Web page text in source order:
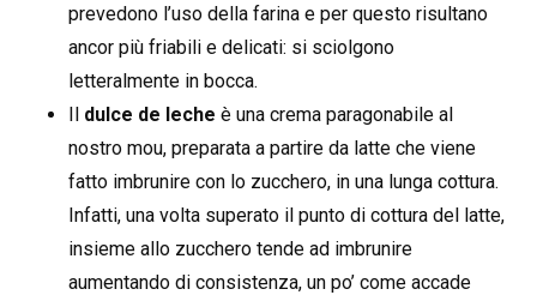
prevedono l’uso della farina e per questo risultano
ancor più friabili e delicati: si sciolgono
letteralmente in bocca.
Il dulce de leche è una crema paragonabile al
nostro mou, preparata a partire da latte che viene
fatto imbrunire con lo zucchero, in una lunga cottura.
Infatti, una volta superato il punto di cottura del latte,
insieme allo zucchero tende ad imbrunire
aumentando di consistenza, un po’ come accade